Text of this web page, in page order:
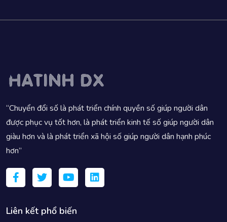
“Chuyển đổi số là phát triển chính quyền số giúp người dân
được phục vụ tốt hơn, là phát triển kinh tế số giúp người dân
giàu hơn và là phát triển xã hội số giúp người dân hạnh phúc
hơn”
Liên kết phổ biến